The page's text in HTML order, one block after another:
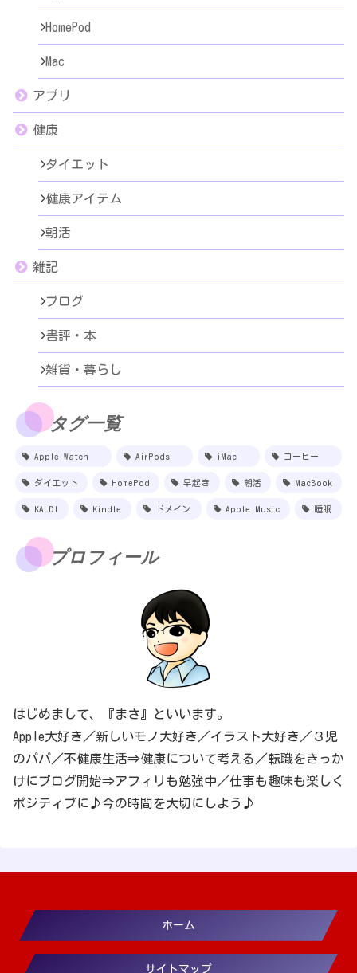
HomePod
Mac
アプリ
健康
ダイエット
健康アイテム
朝活
雑記
ブログ
書評・本
雑貨・暮らし
タグ一覧
Apple Watch AirPods iMac コーヒー
ダイエット HomePod 早起き 朝活 MacBook
KALDI Kindle ドメイン Apple Music 睡眠
プロフィール
はじめまして、『まさ』といいます。
Apple大好き／新しいモノ大好き／イラスト大好き／３児
のパパ／不健康生活⇒健康について考える／転職をきっか
けにブログ開始⇒アフィリも勉強中／仕事も趣味も楽しく
ポジティブに♪今の時間を大切にしよう♪
ホーム
サイトマップ